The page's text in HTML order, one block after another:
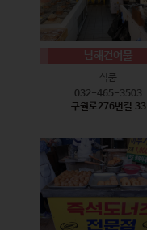
남해건어물
식품
032-465-3503
구월로276번길 33